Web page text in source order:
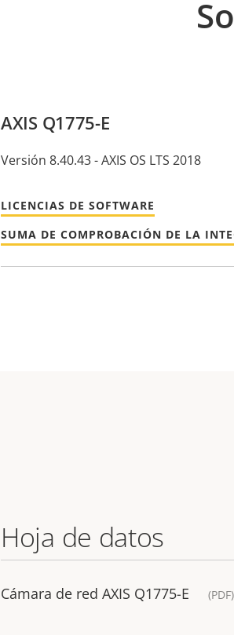
AXIS Q1775-E
Versión 8.40.43 - AXIS OS LTS 2018
LICENCIAS DE SOFTWARE
SUMA DE COMPROBACIÓN DE LA
Hoja de datos
Cámara de red AXIS Q1775-E